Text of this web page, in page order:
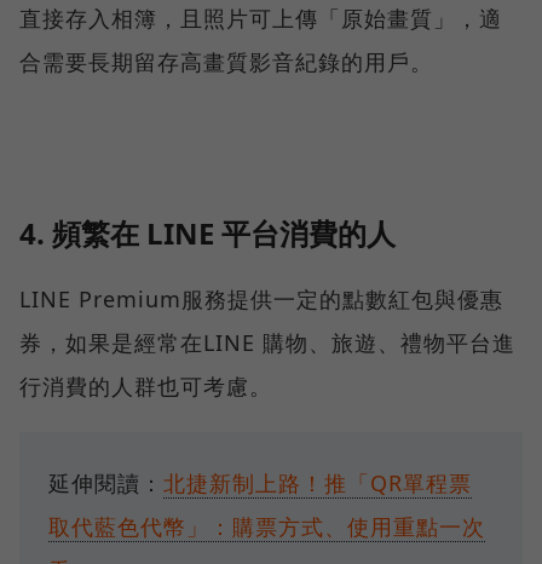
直接存入相簿，且照片可上傳「原始畫質」，適
合需要長期留存高畫質影音紀錄的用戶。
4. 頻繁在 LINE 平台消費的人
LINE Premium服務提供一定的點數紅包與優惠
券，如果是經常在LINE 購物、旅遊、禮物平台進
行消費的人群也可考慮。
延伸閱讀： 北捷新制上路！推「QR單程票
取代藍色代幣」：購票方式、使用重點一次